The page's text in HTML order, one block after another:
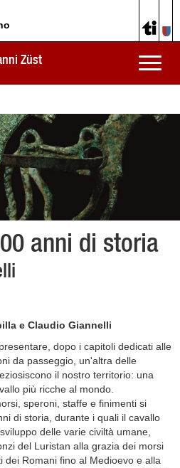
Toggle
Züst
anni di storia
e Claudio Giannelli
dopo i capitoli dedicati alle
da passeggio, un'altra delle
il nostro territorio: una
più ricche al mondo.
speroni, staffe e finimenti si
di storia, durante i quali il cavallo
delle varie civiltà umane,
del Luristan alla grazia dei morsi
dei Romani fino al Medioevo e alla